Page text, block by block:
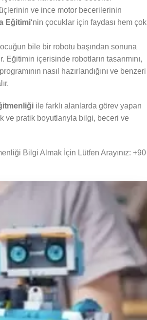
ve ince motor becerilerinin
Eğitimi‘nin çocuklar için faydası hem çok
bile bir robotu başından sonuna
Eğitimin içerisinde robotların tasarımını,
nasıl hazırlandığını ve benzeri
ile farklı alanlarda görev yapan
ve pratik boyutlarıyla bilgi, beceri ve
Bilgi Almak İçin Lütfen Arayınız: +90